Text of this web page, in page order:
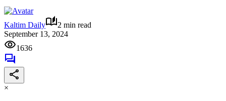
Kaltim Daily
2 min read
September 13, 2024
1636
×